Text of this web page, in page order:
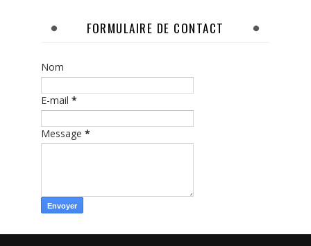
FORMULAIRE DE CONTACT
Nom
E-mail *
Message *